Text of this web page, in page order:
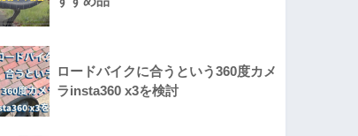
ロードバイクに合うという360度カメ
ラinsta360 x3を検討